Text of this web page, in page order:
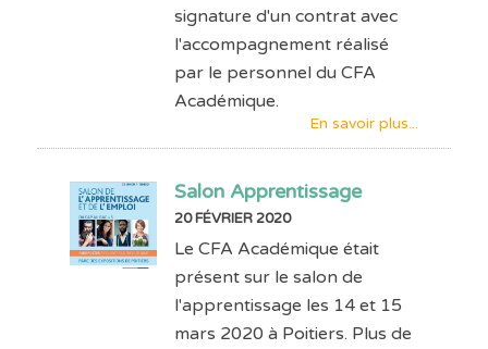
signature d'un contrat avec
l'accompagnement réalisé
par le personnel du CFA
Académique.
En savoir plus...
Salon Apprentissage
20 FÉVRIER 2020
Le CFA Académique était
présent sur le salon de
l'apprentissage les 14 et 15
mars 2020 à Poitiers. Plus de